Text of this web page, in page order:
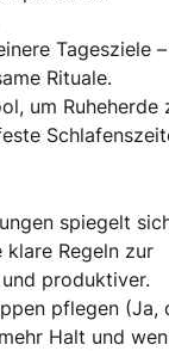
Tagesziele –
Rituale.
um Ruheherde
spiegelt
klare Regeln zur
produktiver.
pflegen (Ja,
Halt und